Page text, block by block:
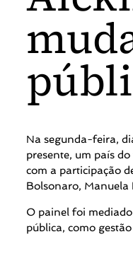
Na segunda-feira,
presente, um país
com a participação
Bolsonaro, Manuela
O painel foi
pública, como